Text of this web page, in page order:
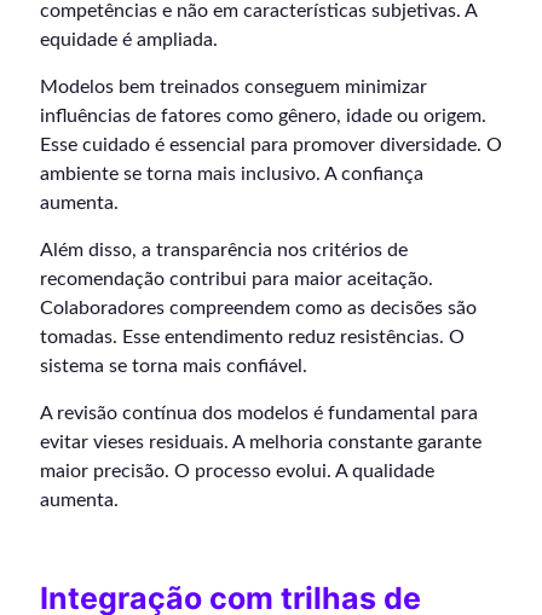
competências e não em características subjetivas. A
equidade é ampliada.
Modelos bem treinados conseguem minimizar
influências de fatores como gênero, idade ou origem.
Esse cuidado é essencial para promover diversidade. O
ambiente se torna mais inclusivo. A confiança
aumenta.
Além disso, a transparência nos critérios de
recomendação contribui para maior aceitação.
Colaboradores compreendem como as decisões são
tomadas. Esse entendimento reduz resistências. O
sistema se torna mais confiável.
A revisão contínua dos modelos é fundamental para
evitar vieses residuais. A melhoria constante garante
maior precisão. O processo evolui. A qualidade
aumenta.
Integração com trilhas de